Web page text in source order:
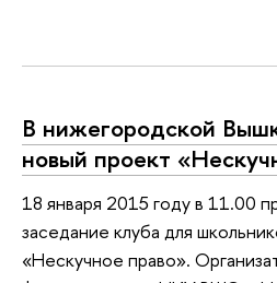
В нижегородской
новый проект
18 января 2015 году в 11.00
заседание клуба для
«Нескучное право».